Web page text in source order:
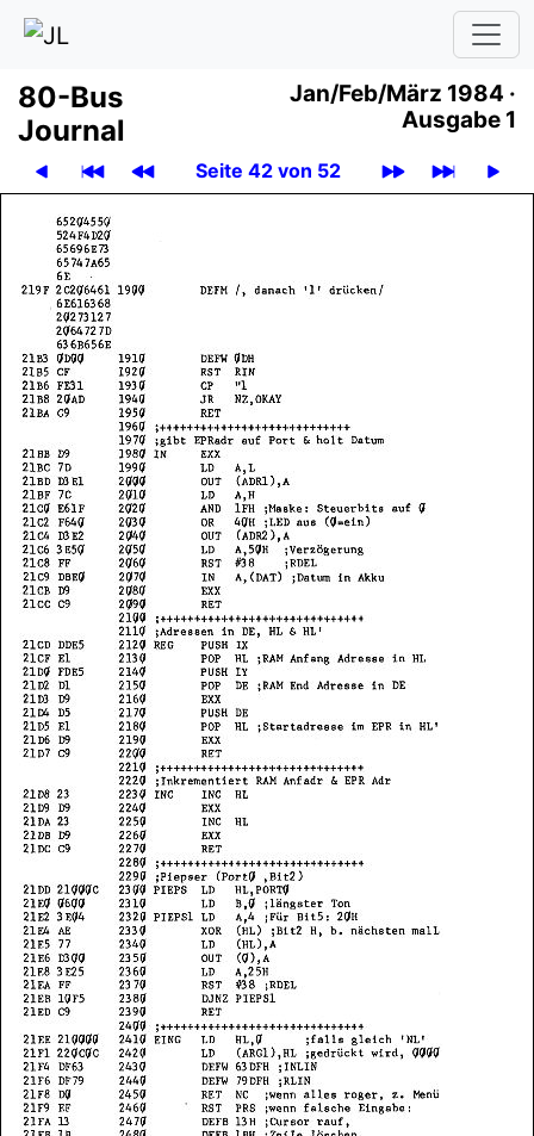
80-Bus
Journal
Jan/Feb/März 1984 ·
Ausgabe 1
Seite 42 von 52